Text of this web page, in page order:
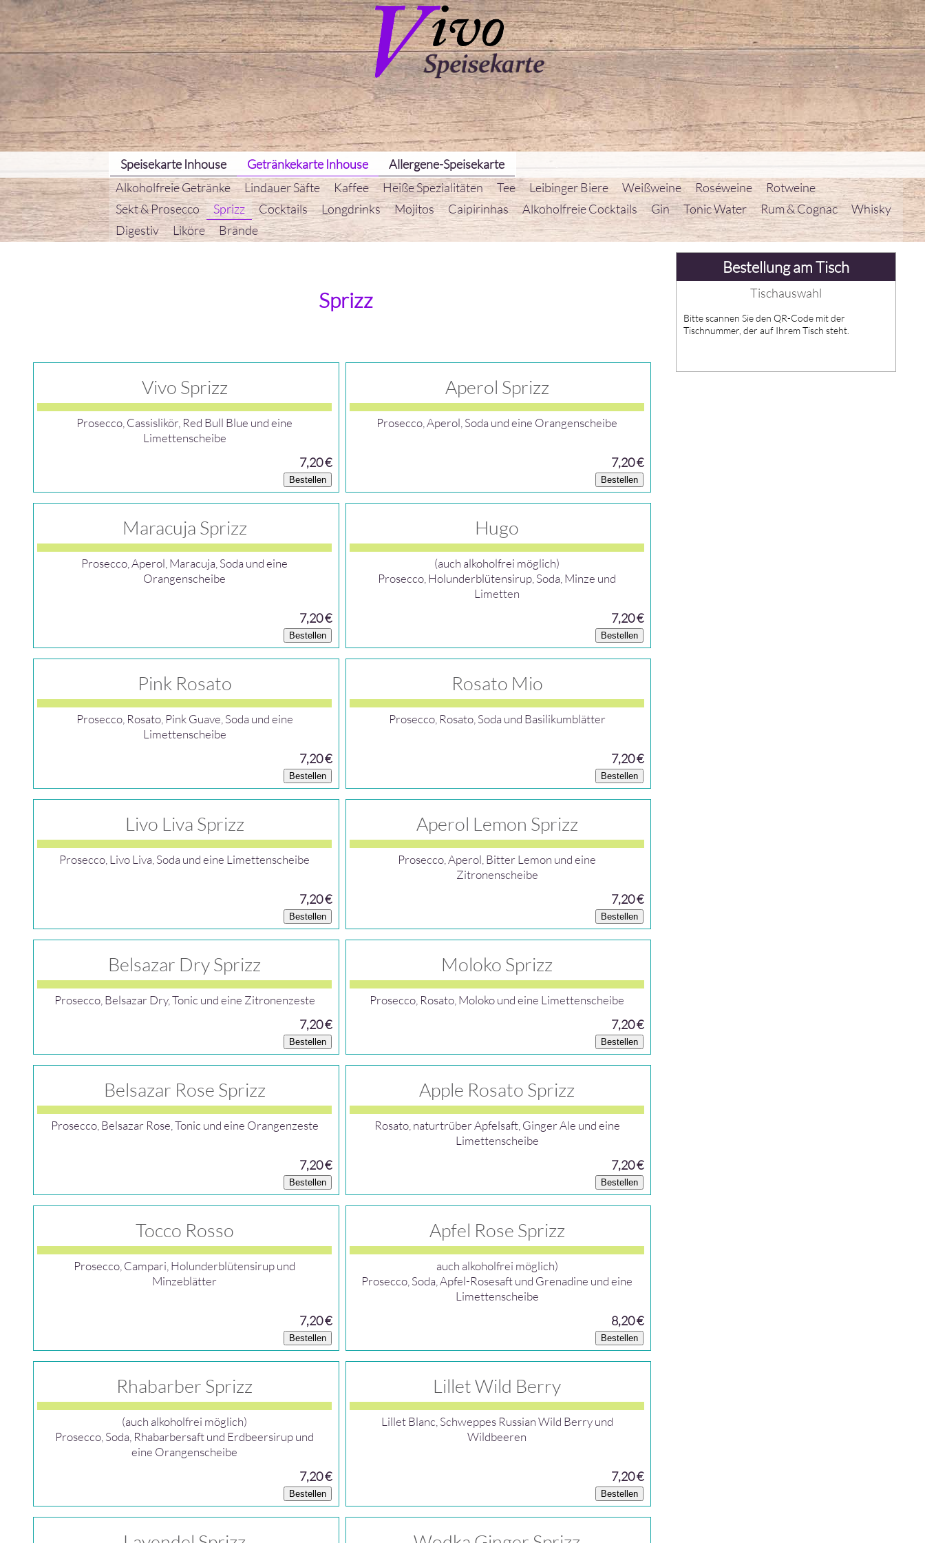
Speisekarte Inhouse Getränkekarte Inhouse
Allergene-Speisekarte
Alkoholfreie Getränke
Lindauer Säfte Kaffee Heiße Spezialitäten Tee Leibinger Biere Weißweine Roséweine
Rotweine
Sekt & Prosecco
Sprizz Cocktails Longdrinks Mojitos Caipirinhas Alkoholfreie Cocktails Gin Tonic Water Rum & Cognac
Whisky
Digestiv
Liköre Brände
Sprizz
Vivo Sprizz
Prosecco, Cassislikör, Red Bull Blue und eine
Limettenscheibe
7,20 €
Bestellen
Aperol Sprizz
Prosecco, Aperol, Soda und eine Orangenscheibe
7,20 €
Bestellen
Maracuja Sprizz
Prosecco, Aperol, Maracuja, Soda und eine
Orangenscheibe
7,20 €
Bestellen
Hugo
(auch alkoholfrei möglich)
Prosecco, Holunderblütensirup, Soda, Minze und
Limetten
7,20 €
Bestellen
Pink Rosato
Prosecco, Rosato, Pink Guave, Soda und eine
Limettenscheibe
7,20 €
Bestellen
Rosato Mio
Prosecco, Rosato, Soda und Basilikumblätter
7,20 €
Bestellen
Livo Liva Sprizz
Prosecco, Livo Liva, Soda und eine Limettenscheibe
7,20 €
Bestellen
Aperol Lemon Sprizz
Prosecco, Aperol, Bitter Lemon und eine
Zitronenscheibe
7,20 €
Bestellen
Belsazar Dry Sprizz
Prosecco, Belsazar Dry, Tonic und eine Zitronenzeste
7,20 €
Bestellen
Moloko Sprizz
Prosecco, Rosato, Moloko und eine Limettenscheibe
7,20 €
Bestellen
Belsazar Rose Sprizz
Prosecco, Belsazar Rose, Tonic und eine Orangenzeste
7,20 €
Bestellen
Apple Rosato Sprizz
Rosato, naturtrüber Apfelsaft, Ginger Ale und eine
Limettenscheibe
7,20 €
Bestellen
Tocco Rosso
Prosecco, Campari, Holunderblütensirup und
Minzeblätter
7,20 €
Bestellen
Apfel Rose Sprizz
auch alkoholfrei möglich)
Prosecco, Soda, Apfel-Rosesaft und Grenadine und eine
Limettenscheibe
8,20 €
Bestellen
Rhabarber Sprizz
(auch alkoholfrei möglich)
Prosecco, Soda, Rhabarbersaft und Erdbeersirup und
eine Orangenscheibe
7,20 €
Bestellen
Lillet Wild Berry
Lillet Blanc, Schweppes Russian Wild Berry und
Wildbeeren
7,20 €
Bestellen
Bestellung am Tisch
Tischauswahl
Bitte scannen Sie den QR-Code mit der
Tischnummer, der auf Ihrem Tisch steht.